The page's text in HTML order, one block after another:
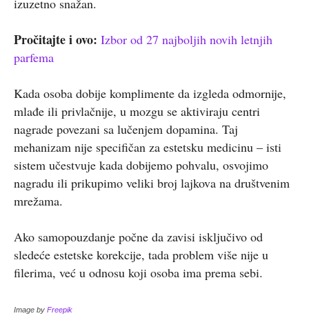
izuzetno snažan.
Pročitajte i ovo: Izbor od 27 najboljih novih letnjih
parfema
Kada osoba dobije komplimente da izgleda odmornije,
mlađe ili privlačnije, u mozgu se aktiviraju centri
nagrade povezani sa lučenjem dopamina. Taj
mehanizam nije specifičan za estetsku medicinu – isti
sistem učestvuje kada dobijemo pohvalu, osvojimo
nagradu ili prikupimo veliki broj lajkova na društvenim
mrežama.
Ako samopouzdanje počne da zavisi isključivo od
sledeće estetske korekcije, tada problem više nije u
filerima, već u odnosu koji osoba ima prema sebi.
Image by Freepik